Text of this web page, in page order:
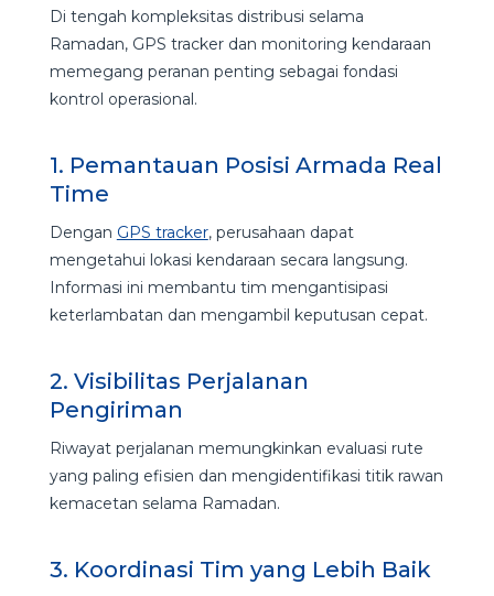
Di tengah kompleksitas distribusi selama
Ramadan, GPS tracker dan monitoring kendaraan
memegang peranan penting sebagai fondasi
kontrol operasional.
1. Pemantauan Posisi Armada Real
Time
Dengan GPS tracker, perusahaan dapat
mengetahui lokasi kendaraan secara langsung.
Informasi ini membantu tim mengantisipasi
keterlambatan dan mengambil keputusan cepat.
2. Visibilitas Perjalanan
Pengiriman
Riwayat perjalanan memungkinkan evaluasi rute
yang paling efisien dan mengidentifikasi titik rawan
kemacetan selama Ramadan.
3. Koordinasi Tim yang Lebih Baik